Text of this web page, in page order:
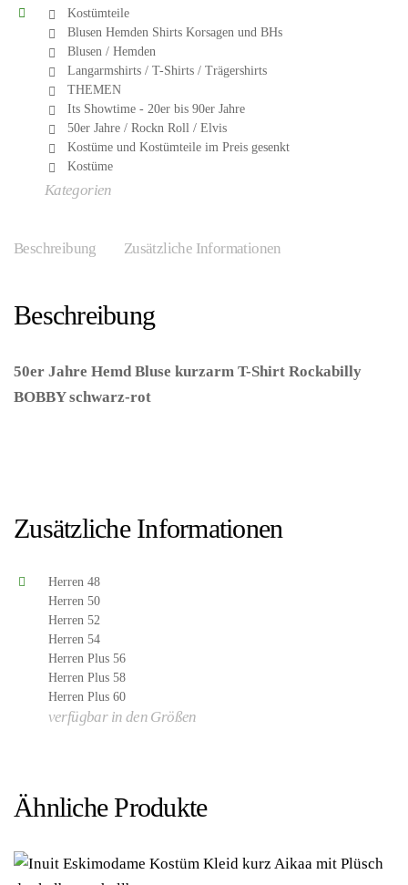
Kostümteile
Blusen Hemden Shirts Korsagen und BHs
Blusen / Hemden
Langarmshirts / T-Shirts / Trägershirts
THEMEN
Its Showtime - 20er bis 90er Jahre
50er Jahre / Rockn Roll / Elvis
Kostüme und Kostümteile im Preis gesenkt
Kostüme
Kategorien
Beschreibung Zusätzliche Informationen
Beschreibung
50er Jahre Hemd Bluse kurzarm T-Shirt Rockabilly
BOBBY schwarz-rot
Zusätzliche Informationen
Herren 48
Herren 50
Herren 52
Herren 54
Herren Plus 56
Herren Plus 58
Herren Plus 60
verfügbar in den Größen
Ähnliche Produkte